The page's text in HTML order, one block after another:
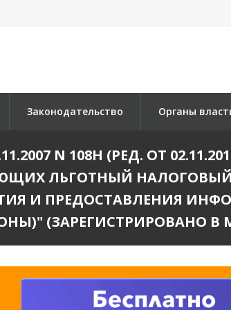
Законодательство Органы
N 108Н (РЕД. ОТ
ЛЬГОТНЫЙ
И ПРЕДОСТАВЛЕНИЯ
(ЗАРЕГИСТРИРОВАНО В